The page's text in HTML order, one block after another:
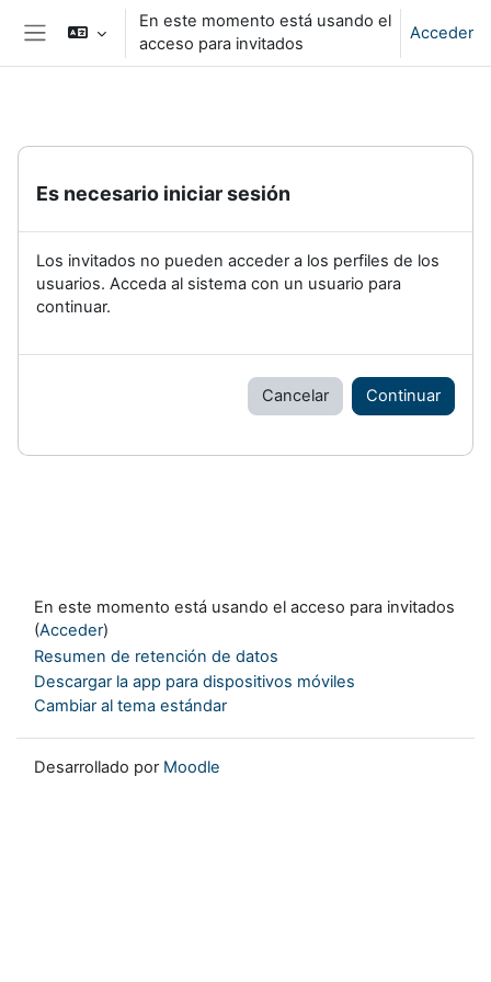
Salta al contenido principal
Panel lateral
En este momento está usando el
acceso para invitados
Acceder
Es necesario iniciar sesión
Los invitados no pueden acceder a los perfiles de los
usuarios. Acceda al sistema con un usuario para
continuar.
Cancelar Continuar
En este momento está usando el acceso para invitados
(Acceder)
Resumen de retención de datos
Descargar la app para dispositivos móviles
Cambiar al tema estándar
Desarrollado por Moodle